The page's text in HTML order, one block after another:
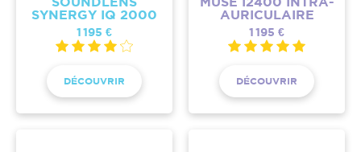
SOUNDLENS
SYNERGY IQ 2000
1 195 €
DÉCOUVRIR
MUSE I2400 INTRA-
AURICULAIRE
1 195 €
DÉCOUVRIR